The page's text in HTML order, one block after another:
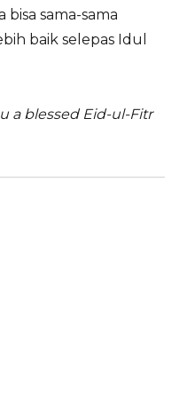
bisa sama-sama
baik selepas Idul
a blessed Eid-ul-Fitr